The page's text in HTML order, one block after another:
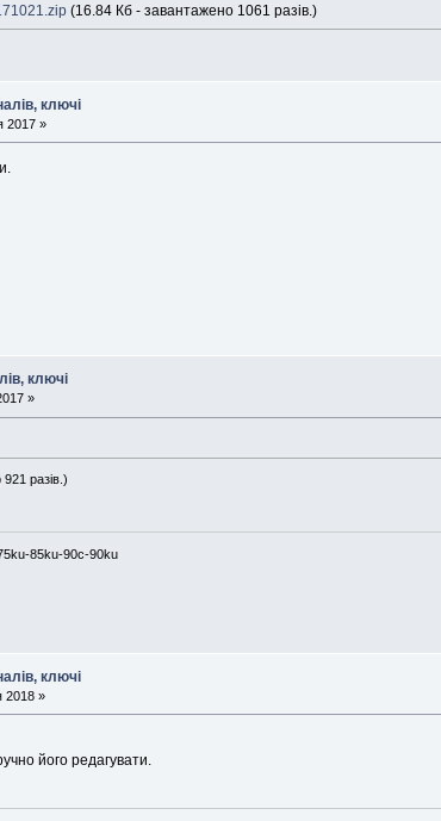
(16.84 Кб - завантажено 1061 разів.)
ключі
2017 »
ключі
»
разів.)
85ku-90c-90ku
ключі
2018 »
його редагувати.